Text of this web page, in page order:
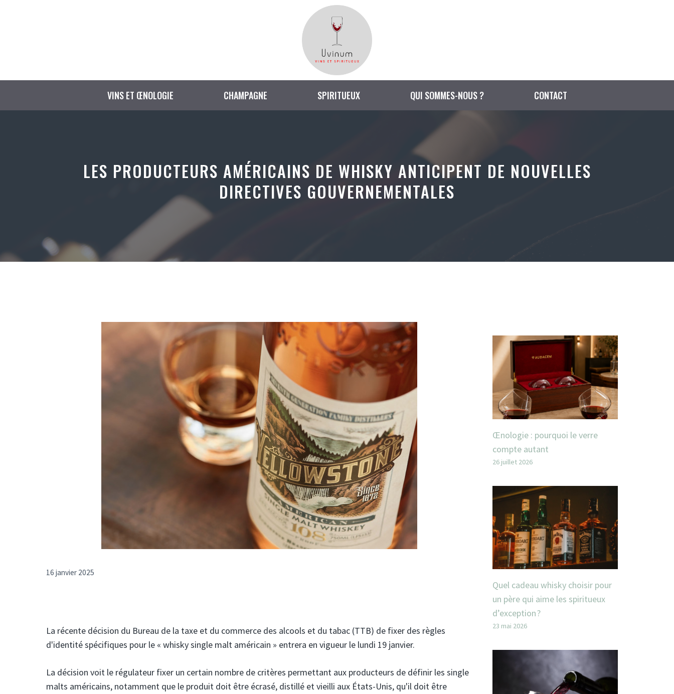
VINS ET ŒNOLOGIE CHAMPAGNE SPIRITUEUX QUI SOMMES-NOUS ? CONTACT
LES PRODUCTEURS AMÉRICAINS DE WHISKY ANTICIPENT DE NOUVELLES
DIRECTIVES GOUVERNEMENTALES
16 janvier 2025
La récente décision du Bureau de la taxe et du commerce des alcools et du tabac (TTB) de fixer des règles
d'identité spécifiques pour le « whisky single malt américain » entrera en vigueur le lundi 19 janvier.
La décision voit le régulateur fixer un certain nombre de critères permettant aux producteurs de définir les single
malts américains, notamment que le produit doit être écrasé, distillé et vieilli aux États-Unis, qu'il doit être
Œnologie : pourquoi le verre
compte autant
26 juillet 2026
Quel cadeau whisky choisir pour
un père qui aime les spiritueux
d’exception ?
23 mai 2026